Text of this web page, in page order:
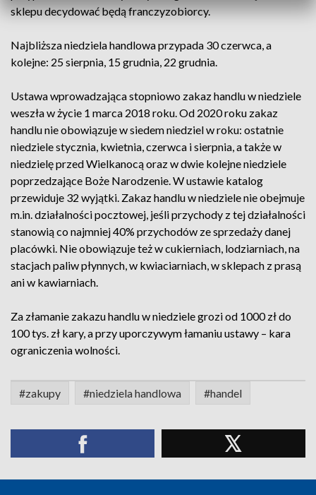
sklepu decydować będą franczyzobiorcy.
Najbliższa niedziela handlowa przypada 30 czerwca, a
kolejne: 25 sierpnia, 15 grudnia, 22 grudnia.
Ustawa wprowadzająca stopniowo zakaz handlu w niedziele
weszła w życie 1 marca 2018 roku. Od 2020 roku zakaz
handlu nie obowiązuje w siedem niedziel w roku: ostatnie
niedziele stycznia, kwietnia, czerwca i sierpnia, a także w
niedzielę przed Wielkanocą oraz w dwie kolejne niedziele
poprzedzające Boże Narodzenie. W ustawie katalog
przewiduje 32 wyjątki. Zakaz handlu w niedziele nie obejmuje
m.in. działalności pocztowej, jeśli przychody z tej działalności
stanowią co najmniej 40% przychodów ze sprzedaży danej
placówki. Nie obowiązuje też w cukierniach, lodziarniach, na
stacjach paliw płynnych, w kwiaciarniach, w sklepach z prasą
ani w kawiarniach.
Za złamanie zakazu handlu w niedziele grozi od 1000 zł do
100 tys. zł kary, a przy uporczywym łamaniu ustawy – kara
ograniczenia wolności.
#zakupy #niedziela handlowa #handel